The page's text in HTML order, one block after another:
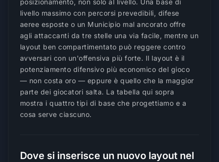
livello massimo con percorsi prevedibili, difese
aeree esposte o un Municipio mal ancorato offre
agli attaccanti da tre stelle una via facile, mentre un
layout ben compartimentato può reggere contro
avversari con un'offensiva più forte. Il layout è il
potenziamento difensivo più economico del gioco
— non costa oro — eppure è quello che la maggior
parte dei giocatori salta. La tabella qui sopra
mostra i quattro tipi di base che progettiamo e a
cosa serve ciascuno.
Dove si inserisce un nuovo layout nel